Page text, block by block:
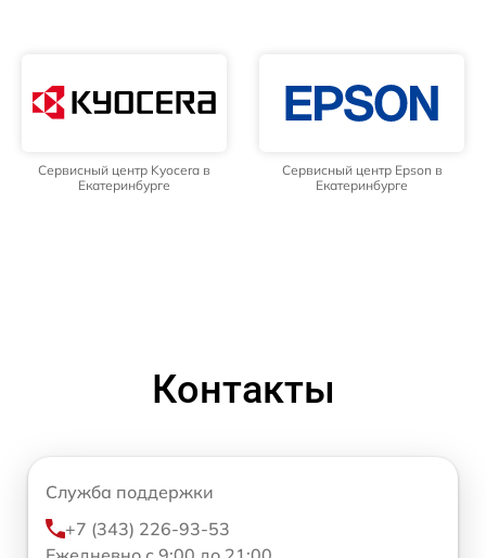
Сервисный центр Kyocera в
Екатеринбурге
Сервисный центр Epson в
Екатеринбурге
Контакты
Служба поддержки
+7 (343) 226-93-53